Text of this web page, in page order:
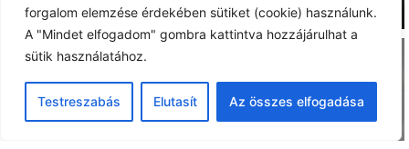
forgalom elemzése érdekében sütiket (cookie) használunk.
A "Mindet elfogadom" gombra kattintva hozzájárulhat a
sütik használatához.
Testreszabás Elutasít Az összes elfogadása